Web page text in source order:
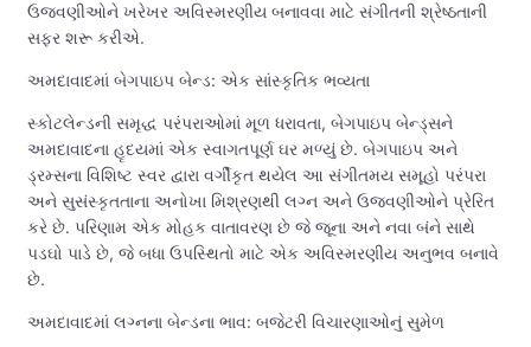
ઉજવણીઓને ખરેખર અવિસ્મરણીય બનાવવા માટે સંગીતની શ્રેષ્ઠતાની
સફર શરૂ કરીએ.
અમદાવાદમાં બેગપાઇપ બેન્ડ: એક સાંસ્કૃતિક ભવ્યતા
સ્કોટલેન્ડની સમૃદ્ધ પરંપરાઓમાં મૂળ ધરાવતા, બેગપાઇપ બેન્ડ્સને
અમદાવાદના હૃદયમાં એક સ્વાગતપૂર્ણ ઘર મળ્યું છે. બેગપાઇપ અને
ડ્રમ્સના વિશિષ્ટ સ્વર દ્વારા વર્ગીકૃત થયેલ આ સંગીતમય સમૂહો પરંપરા
અને સુસંસ્કૃતતાના અનોખા મિશ્રણથી લગ્ન અને ઉજવણીઓને પ્રેરિત
કરે છે. પરિણામ એક મોહક વાતાવરણ છે જે જૂના અને નવા બંને સાથે
પડઘો પાડે છે, જે બધા ઉપસ્થિતો માટે એક અવિસ્મરણીય અનુભવ બનાવે
છે.
અમદાવાદમાં લગ્નના બેન્ડના ભાવ: બજેટરી વિચારણાઓનું સુમેળ